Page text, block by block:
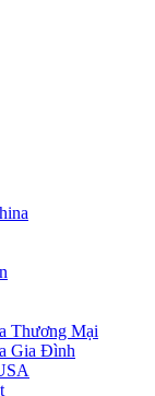
Thương Mại
Gia Đình